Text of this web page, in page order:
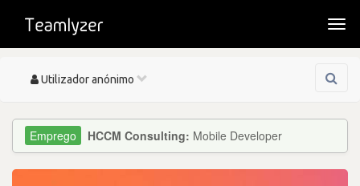
Toggle
Utilizador anónimo
HCCM Consulting: Mobile Developer